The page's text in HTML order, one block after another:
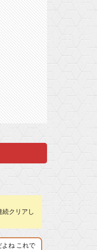
続クリアし
ね これで